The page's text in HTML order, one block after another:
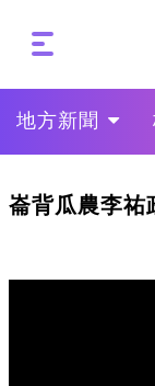
地方新聞
崙背瓜農李祐